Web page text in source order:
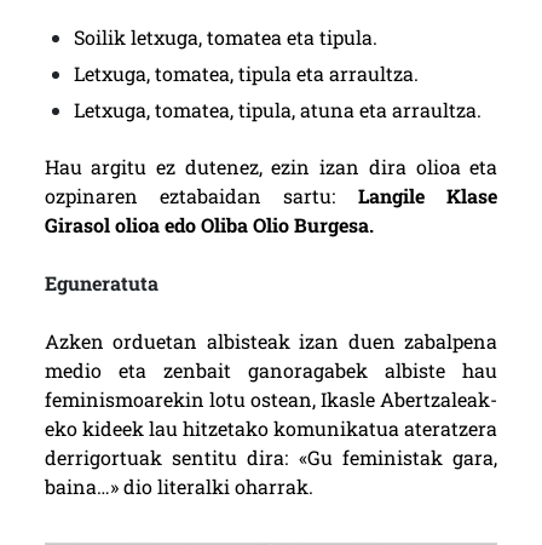
Soilik letxuga, tomatea eta tipula.
Letxuga, tomatea, tipula eta arraultza.
Letxuga, tomatea, tipula, atuna eta arraultza.
Hau argitu ez dutenez, ezin izan dira olioa eta
ozpinaren eztabaidan sartu: Langile Klase
Girasol olioa edo Oliba Olio Burgesa.
Eguneratuta
Azken orduetan albisteak izan duen zabalpena
medio eta zenbait ganoragabek albiste hau
feminismoarekin lotu ostean, Ikasle Abertzaleak-
eko kideek lau hitzetako komunikatua ateratzera
derrigortuak sentitu dira: «Gu feministak gara,
baina…» dio literalki oharrak.